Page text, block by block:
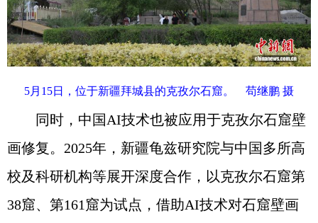
5月15日，位于新疆拜城县的克孜尔石窟。 苟继鹏 摄
同时，中国AI技术也被应用于克孜尔石窟壁
画修复。2025年，新疆龟兹研究院与中国多所高
校及科研机构等展开深度合作，以克孜尔石窟第
38窟、第161窟为试点，借助AI技术对石窟壁画